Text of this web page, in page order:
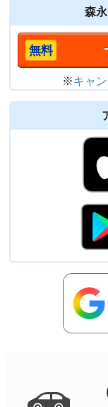
森
※キャ